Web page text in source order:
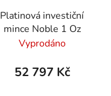
Platinová investiční
mince Noble 1 Oz
Vyprodáno
52 797 Kč